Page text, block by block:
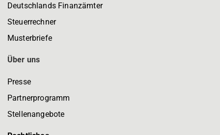
Deutschlands Finanzämter
Steuerrechner
Musterbriefe
Über uns
Presse
Partnerprogramm
Stellenangebote